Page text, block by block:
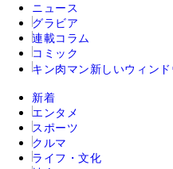
ニュース
グラビア
連載コラム
コミック
キン肉マン 新しいウィンド
新着
エンタメ
スポーツ
クルマ
ライフ・文化